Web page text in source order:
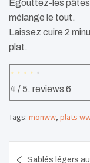
Egouttez-les
mélange le tout.
Laissez cuire 2
plat.
4 / 5. reviews 6
Tags: monww, plats
Sablés légers